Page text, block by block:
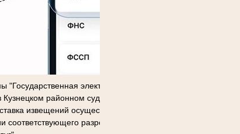
электронная почтовая схема" для
районном суде Пензенской области имеется
извещений осуществляется исключительно при
разрешения в настройках личного